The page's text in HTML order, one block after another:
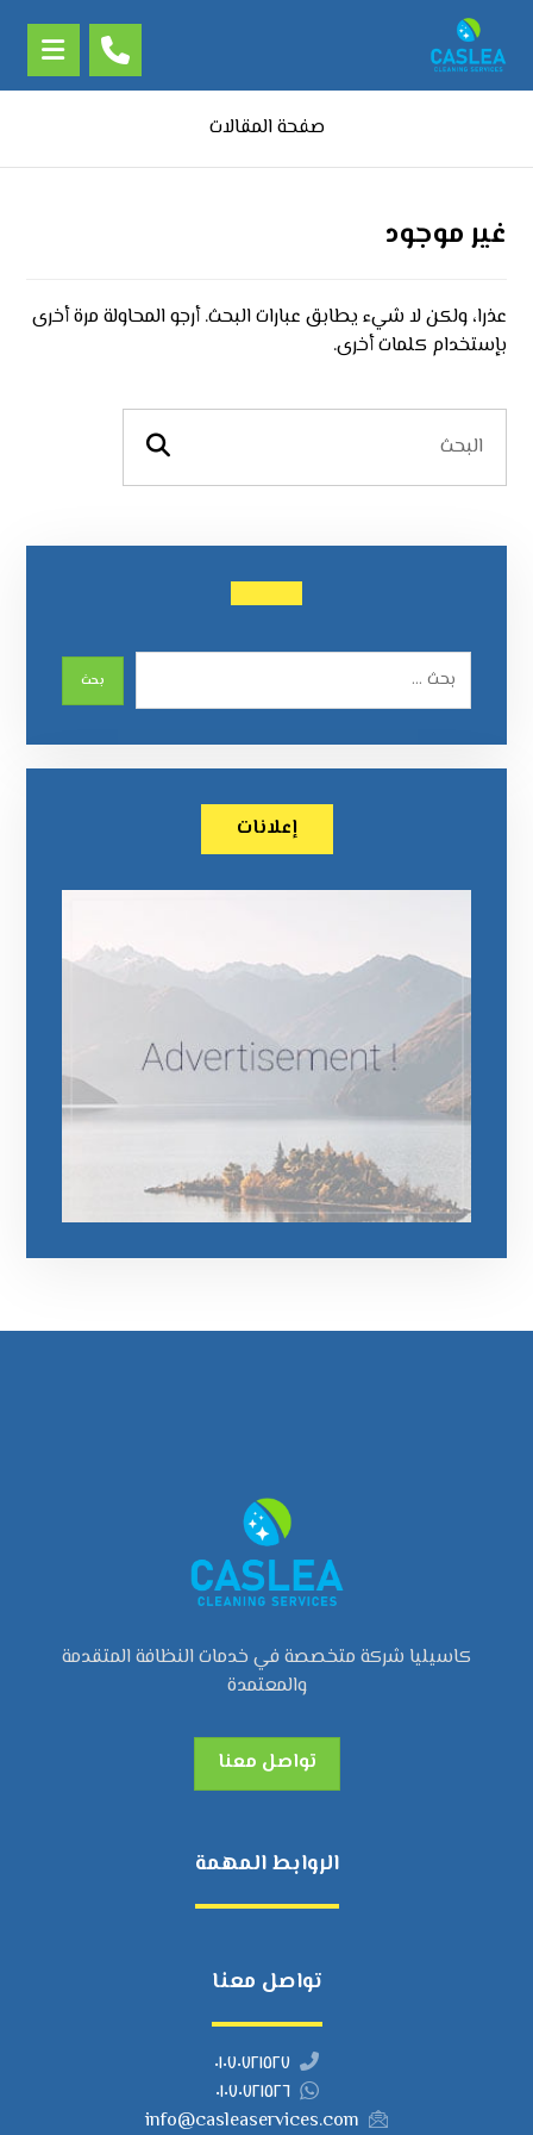
صفحة المقالات
غير موجود
عذرا، ولكن لا شيء يطابق عبارات البحث. أرجو المحاولة مرة أخرى
بإستخدام كلمات أخرى.
إعلانات
كاسيليا شركة متخصصة في خدمات النظافة المتقدمة
والمعتمدة
تواصل معنا
الروابط المهمة
تواصل معنا
٠١٠٧٠٧٢١٥٢٧
٠١٠٧٠٧٢١٥٢٦
info@casleaservices.com